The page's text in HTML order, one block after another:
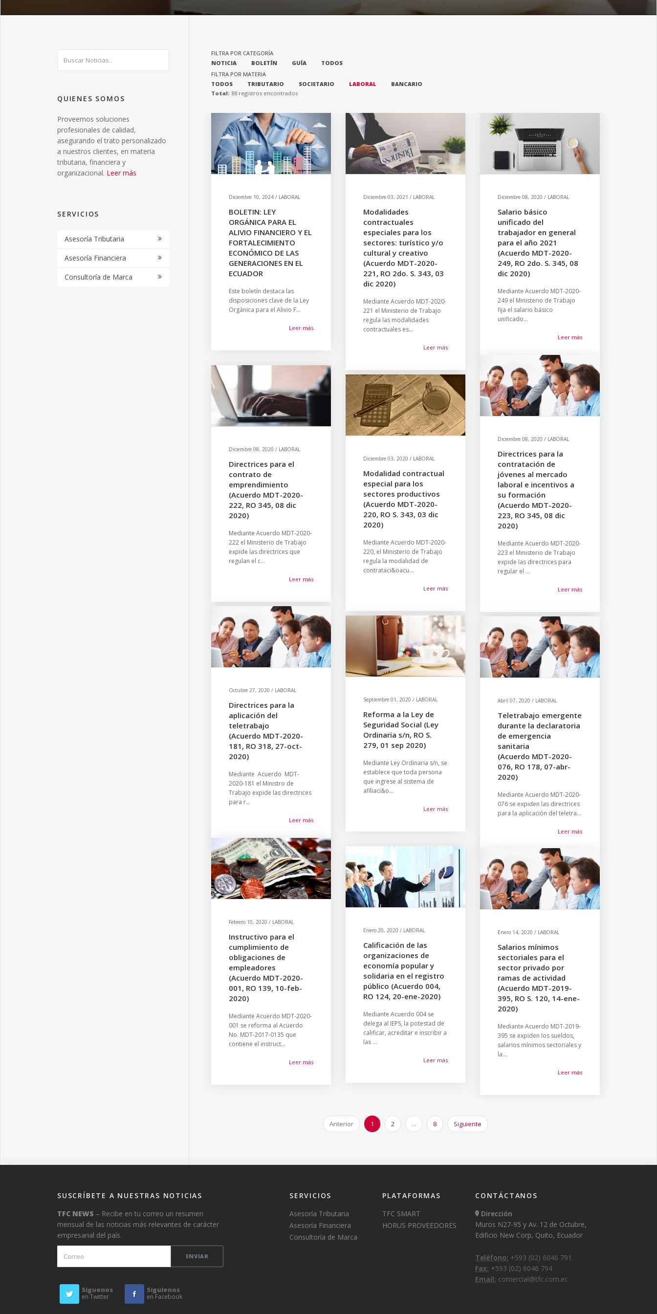
QUIENES SOMOS
Proveemos soluciones
profesionales de calidad,
asegurando el trato personalizado
a nuestros clientes, en materia
tributaria, financiera y
organizacional. Leer más
SERVICIOS
Asesoría Tributaria
Asesoría Financiera
Consultoría de Marca
FILTRA POR CATEGORÍA
NOTICIA
BOLETÍN GUÍA
TODOS
FILTRA POR MATERIA
TODOS
TRIBUTARIO SOCIETARIO LABORAL
BANCARIO
Total: 88 registros encontrados
Diciembre 10, 2024 / LABORAL
BOLETIN: LEY
ORGÁNICA PARA EL
ALIVIO FINANCIERO Y EL
FORTALECIMIENTO
ECONÓMICO DE LAS
GENERACIONES EN EL
ECUADOR
Este boletín destaca las
disposiciones clave de la Ley
Orgánica para el Alivio F...
Leer más
Diciembre 03, 2021 / LABORAL
Modalidades
contractuales
especiales para los
sectores: turístico y/o
cultural y creativo
(Acuerdo MDT-2020-
221, RO 2do. S. 343, 03
dic 2020)
Mediante Acuerdo MDT-2020-
221 el Ministerio de Trabajo
regula las modalidades
contractuales es...
Leer más
Diciembre 08, 2020 / LABORAL
Salario básico
unificado del
trabajador en general
para el año 2021
(Acuerdo MDT-2020-
249, RO 2do. S. 345, 08
dic 2020)
Mediante Acuerdo MDT-2020-
249 el Ministerio de Trabajo
fija el salario básico
unificado...
Leer más
Diciembre 08, 2020 / LABORAL
Directrices para la
contratación de
jóvenes al mercado
laboral e incentivos a
su formación
(Acuerdo MDT-2020-
223, RO 345, 08 dic
2020)
Mediante Acuerdo MDT-2020-
223 el Ministerio de Trabajo
expide las directrices para
regular el ...
Leer más
Diciembre 08, 2020 / LABORAL
Directrices para el
contrato de
emprendimiento
(Acuerdo MDT-2020-
222, RO 345, 08 dic
2020)
Mediante Acuerdo MDT-2020-
222 el Ministerio de Trabajo
expide las directrices que
regulan el c...
Leer más
Diciembre 03, 2020 / LABORAL
Modalidad contractual
especial para los
sectores productivos
(Acuerdo MDT-2020-
220, RO S. 343, 03 dic
2020)
Mediante Acuerdo MDT-2020-
220, el Ministerio de Trabajo
regula la modalidad de
contrataci&oacu...
Leer más
Octubre 27, 2020 / LABORAL
Directrices para la
aplicación del
teletrabajo
(Acuerdo MDT-2020-
181, RO 318, 27-oct-
2020)
Mediante Acuerdo MDT-
2020-181 el Ministro de
Trabajo expide las directrices
para r...
Leer más
Septiembre 01, 2020 / LABORAL
Reforma a la Ley de
Seguridad Social (Ley
Ordinaria s/n, RO S.
279, 01 sep 2020)
Mediante Ley Ordinaria s/n, se
establece que toda persona
que ingrese al sistema de
afiliaci&o...
Leer más
Abril 07, 2020 / LABORAL
Teletrabajo emergente
durante la declaratoria
de emergencia
sanitaria
(Acuerdo MDT-2020-
076, RO 178, 07-abr-
2020)
Mediante Acuerdo MDT-2020-
076 se expiden las directrices
para la aplicación del teletra...
Leer más
Febrero 10, 2020 / LABORAL
Instructivo para el
cumplimiento de
obligaciones de
empleadores
(Acuerdo MDT-2020-
001, RO 139, 10-feb-
2020)
Mediante Acuerdo MDT-2020-
001 se reforma al Acuerdo
No. MDT-2017-0135 que
contiene el instruct...
Leer más
Enero 20, 2020 / LABORAL
Calificación de las
organizaciones de
economía popular y
solidaria en el registro
público (Acuerdo 004,
RO 124, 20-ene-2020)
Mediante Acuerdo 004 se
delega al IEPS, la potestad de
calificar, acreditar e inscribir a
las ...
Leer más
Enero 14, 2020 / LABORAL
Salarios mínimos
sectoriales para el
sector privado por
ramas de actividad
(Acuerdo MDT-2019-
395, RO S. 120, 14-ene-
2020)
Mediante Acuerdo MDT-2019-
395 se expiden los sueldos,
salarios mínimos sectoriales y
la...
Leer más
Anterior 1 2 ... 8 Siguiente
SUSCRÍBETE A NUESTRAS NOTICIAS
TFC NEWS – Recibe en tu correo un resumen
mensual de las noticias más relevantes de carácter
empresarial del país.
Síguenos
en Twitter
Síguienos
en Facebook
SERVICIOS
Asesoría Tributaria
Asesoría Financiera
Consultoría de Marca
PLATAFORMAS
TFC SMART
HORUS PROVEEDORES
CONTÁCTANOS
Dirección
Muros N27-95 y Av. 12 de Octubre,
Edificio New Corp, Quito, Ecuador
Teléfono: +593 (02) 6046 791
Fax: +593 (02) 6046 794
Email: comercial@tfc.com.ec